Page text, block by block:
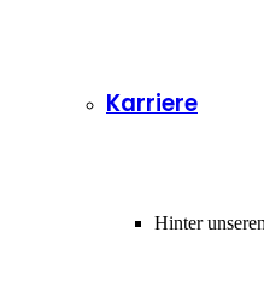
Karriere
Hinter